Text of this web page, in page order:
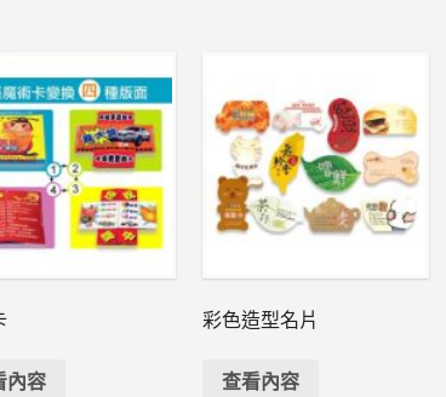
內容
彩色造型名片
查看內容